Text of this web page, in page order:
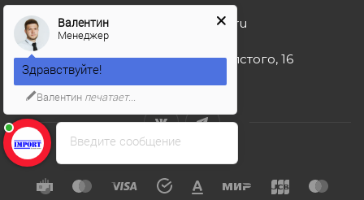
import-bt@bk.ru
г. Москва, ул. Льва Толстого, 16
Введите сообщение
Валентин
Менеджер
Здравствуйте!
Валентин печатает...